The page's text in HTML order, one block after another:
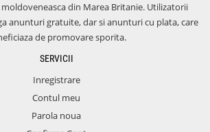
moldoveneasca din Marea Britanie. Utilizatorii
anunturi gratuite, dar si anunturi cu plata, care
de promovare sporita.
SERVICII
Inregistrare
Contul meu
Parola noua